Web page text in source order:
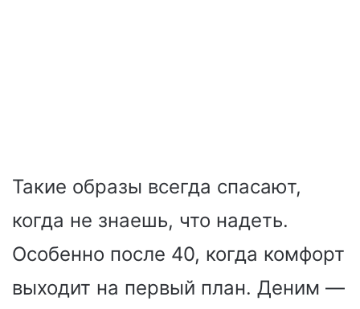
Такие образы всегда спасают,
когда не знаешь, что надеть.
Особенно после 40, когда комфорт
выходит на первый план. Деним —